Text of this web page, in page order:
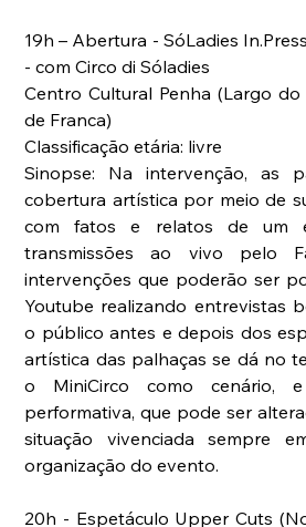
19h – Abertura - SóLadies
- com Circo di Sóladies
Centro Cultural Penha (Largo do
de Franca)
Classificação etária: livre
Sinopse: Na intervenção, as
cobertura artística por meio de
com fatos e relatos de um
transmissões ao vivo pelo
intervenções que poderão ser
Youtube realizando entrevistas
o público antes e depois dos
artística das palhaças se dá no
o MiniCirco como cenário,
performativa, que pode ser
situação vivenciada sempre
organização do evento.
20h - Espetáculo Upper Cuts